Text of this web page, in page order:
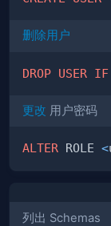
删除用户
DROP USER IF
更改 用户密码
ALTER ROLE <
列出 Schemas